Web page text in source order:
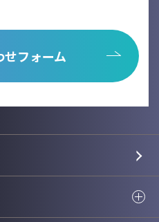
より良い情報提供を目指す為の
正しく入力されていない場合に
せフォーム